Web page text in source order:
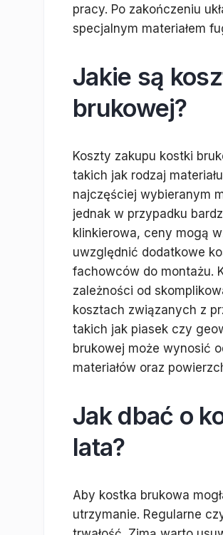
pracy. Po zakończeniu
specjalnym materiałem
Jakie są
brukowej?
Koszty zakupu kostki
takich jak rodzaj
najczęściej wybieranym
jednak w przypadku
klinkierowa, ceny mogą
uwzględnić dodatkowe
fachowców do montażu.
zależności od
kosztach związanych z
takich jak piasek czy
brukowej może wynosić
materiałów oraz
Jak dbać o
lata?
Aby kostka brukowa
utrzymanie. Regularne